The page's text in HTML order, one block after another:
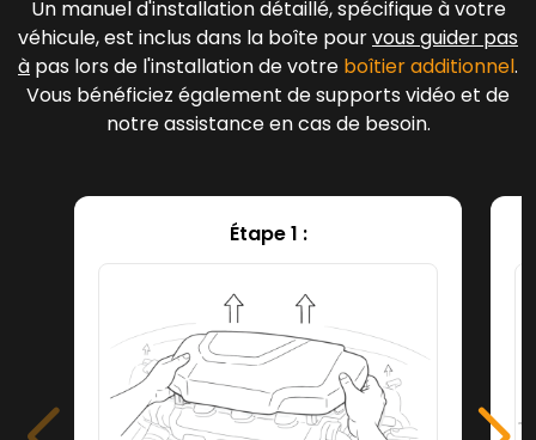
Un manuel d'installation détaillé, spécifique à votre
véhicule, est inclus dans la boîte pourvous guider pas
à pas lors de l'installation de votre boîtier additionnel.
Vous bénéficiez également de supports vidéo et de
notre assistance en cas de besoin.
Étape 1 :